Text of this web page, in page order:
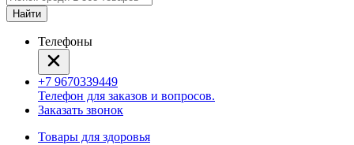
Найти
Телефоны
+7 9670339449
Телефон для заказов и вопросов.
Заказать звонок
Товары для здоровья